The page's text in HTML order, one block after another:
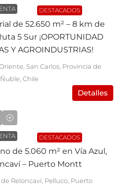
DESTACADOS
de 52.650 m² – 8 km de
5 Sur ¡OPORTUNIDAD
Y AGROINDUSTRIAS!
San Carlos, Provincia de
Chile
Detalles
DESTACADOS
de 5.060 m² en Vía Azul,
– Puerto Montt
Reloncaví, Pelluco, Puerto